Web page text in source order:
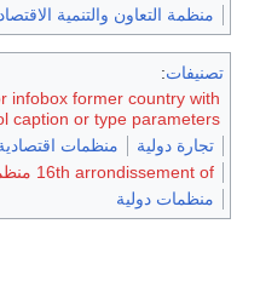
منظمة التعاون والتنمية
تصنيفات:
infobox former country with
caption or type parameters
تجارة دولية
منظمات
16th arrondissement of منظمة التعاون والتنمية الاقتصادية
منظمات دولية